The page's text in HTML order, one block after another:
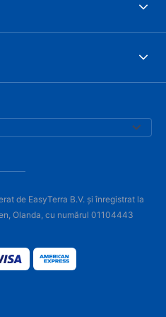
de EasyTerra B.V. și înregistrat la
Olanda, cu numărul 01104443